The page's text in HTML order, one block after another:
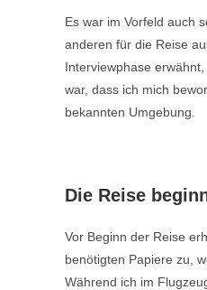
Es war im Vorfeld auch
anderen für die Reise
Interviewphase
war, dass ich mich
bekannten Umgebung.
Die Reise
Vor Beginn der Reise
benötigten Papiere zu,
Während ich im